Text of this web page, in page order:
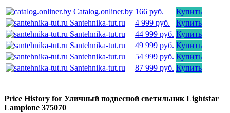
Catalog.onliner.by 166 руб.
Купить
Santehnika-tut.ru
4 999 руб.
Купить
Santehnika-tut.ru
44 999 руб. Купить
Santehnika-tut.ru
49 999 руб. Купить
Santehnika-tut.ru
54 999 руб. Купить
Santehnika-tut.ru
87 999 руб. Купить
Price History for Уличный подвесной светильник Lightstar
Lampione 375070